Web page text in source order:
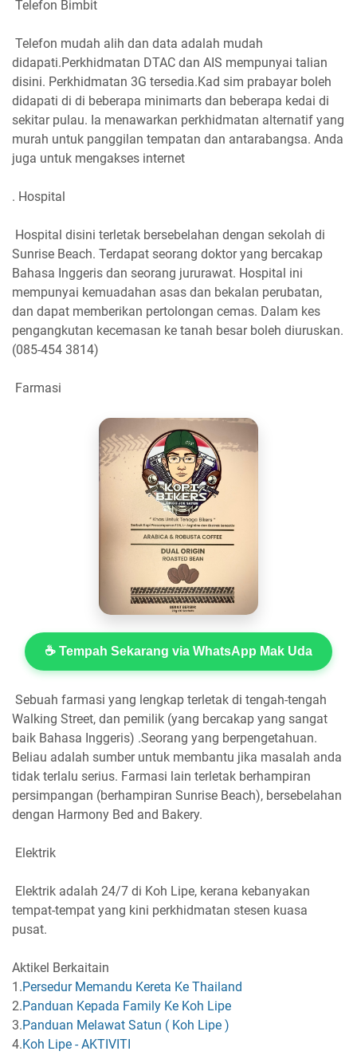
Telefon Bimbit
Telefon mudah alih dan data adalah mudah
didapati.Perkhidmatan DTAC dan AIS mempunyai talian
disini. Perkhidmatan 3G tersedia.Kad sim prabayar boleh
didapati di di beberapa minimarts dan beberapa kedai di
sekitar pulau. Ia menawarkan perkhidmatan alternatif yang
murah untuk panggilan tempatan dan antarabangsa. Anda
juga untuk mengakses internet
. Hospital
Hospital disini terletak bersebelahan dengan sekolah di
Sunrise Beach. Terdapat seorang doktor yang bercakap
Bahasa Inggeris dan seorang jururawat. Hospital ini
mempunyai kemuadahan asas dan bekalan perubatan,
dan dapat memberikan pertolongan cemas. Dalam kes
pengangkutan kecemasan ke tanah besar boleh diuruskan.
(085-454 3814)
Farmasi
☕ Tempah Sekarang via WhatsApp Mak Uda
Sebuah farmasi yang lengkap terletak di tengah-tengah
Walking Street, dan pemilik (yang bercakap yang sangat
baik Bahasa Inggeris) .Seorang yang berpengetahuan.
Beliau adalah sumber untuk membantu jika masalah anda
tidak terlalu serius. Farmasi lain terletak berhampiran
persimpangan (berhampiran Sunrise Beach), bersebelahan
dengan Harmony Bed and Bakery.
Elektrik
Elektrik adalah 24/7 di Koh Lipe, kerana kebanyakan
tempat-tempat yang kini perkhidmatan stesen kuasa
pusat.
Aktikel Berkaitain
1.Persedur Memandu Kereta Ke Thailand
2.Panduan Kepada Family Ke Koh Lipe
3.Panduan Melawat Satun ( Koh Lipe )
4.Koh Lipe - AKTIVITI